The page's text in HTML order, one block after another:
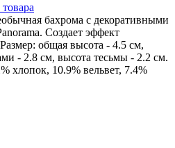
бахрома с декоративными
Создает эффект
общая высота - 4.5 см,
- 2.8 см, высота тесьмы - 2.2 см.
хлопок, 10.9% вельвет, 7.4%